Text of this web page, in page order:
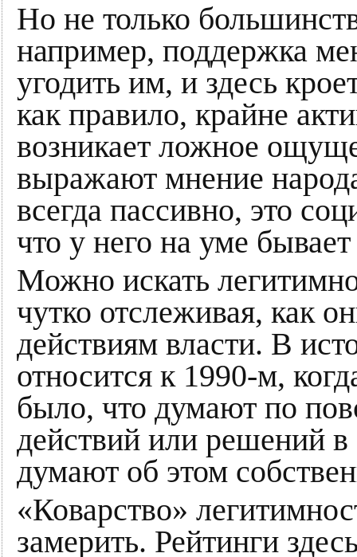
Но не только
например, поддержка
угодить им, и здесь
как правило, крайне
возникает ложное
выражают мнение
всегда пассивно, это
что у него на уме
Можно искать
чутко отслеживая, как
действиям власти. В
относится к 1990-м,
было, что думают по
действий или решений
думают об этом
«Коварство»
замерить. Рейтинги